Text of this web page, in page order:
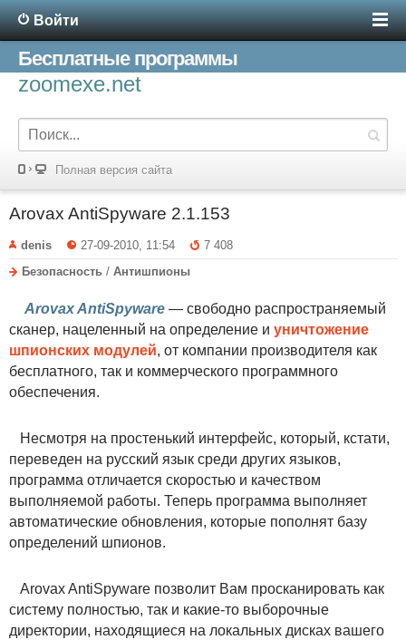
Войти
Бесплатные программы
zoomexe.net
Полная версия сайта
Arovax AntiSpyware 2.1.153
denis 27-09-2010, 11:54
7 408
Безопасность / Антишпионы
Arovax AntiSpyware — свободно распространяемый
сканер, нацеленный на определение и уничтожение
шпионских модулей, от компании производителя как
бесплатного, так и коммерческого программного
обеспечения.
Несмотря на простенький интерфейс, который, кстати,
переведен на русский язык среди других языков,
программа отличается скоростью и качеством
выполняемой работы. Теперь программа выполняет
автоматические обновления, которые пополнят базу
определений шпионов.
Arovax AntiSpyware позволит Вам просканировать как
систему полностью, так и какие-то выборочные
директории, находящиеся на локальных дисках вашего